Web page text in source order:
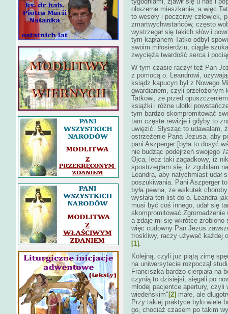
obszerne mieszkanie, a więc
to wesoły i poczciwy człowiek,
zmartwychwstańców, często
wystrzegał się takich słów i
tym kapłanem Tatko odbył
swoim miłosierdziu, ciągle
zwycięża twardość serca i
W tym czasie raczył też Pan
z pomocą o. Leandrowi,
ksiądz kapucyn był z Nowego
gwardianem, czyli przełożonym
Tatkowi, że przed
książki i różne ulotki
tym bardzo skompromitować
tam częste rewizje i gdyby to
uwięzić. Słysząc to udawałam,
ostrzeżenie Pana Jezusa, aby
pani Aszperger [była to dosyć
nie budząc podejrzeń swojego
Ojca, lecz taki zagadkowy, iż
spostrzegłam się, iż zgubiłam
Leandra, aby natychmiast udał
poszukiwania. Pani Aszperger
była pewna, że wskutek
wysłała ten list do o. Leandra
musi być coś innego, udał się
skompromitować Zgromadzenie
a zdaje mi się wkrótce zrobiono
więc cudowny Pan Jezus
troskliwy, raczy używać każdej
[1] .
Kolejną, czyli już piątą zimę
na uniwersytecie rozpoczął
Franciszka bardzo cierpiała na
czynią to dzisiejsi, sięgali po
młodej pacjentce apertury,
wiedeńskim" [2] małe, ale
Przy takiej praktyce było wiele
go, chociaż czasem po takim